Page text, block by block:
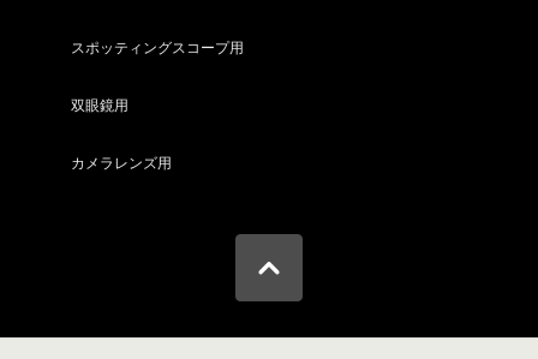
スポッティングスコープ用
双眼鏡用
カメラレンズ用